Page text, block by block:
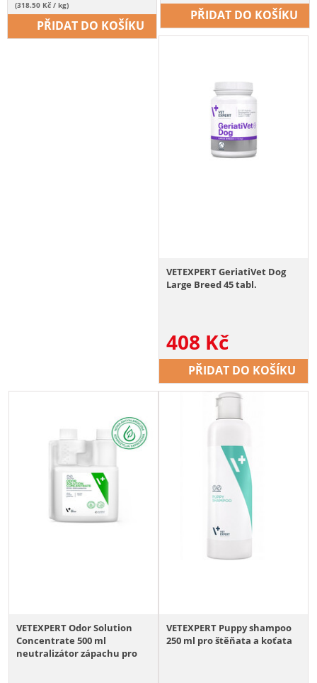
(318.50 Kč / kg)
PŘIDAT DO KOŠÍKU
PŘIDAT DO KOŠÍKU
VETEXPERT GeriatiVet Dog
Large Breed 45 tabl.
408 Kč
PŘIDAT DO KOŠÍKU
VETEXPERT Odor Solution
Concentrate 500 ml
neutralizátor zápachu pro
VETEXPERT Puppy shampoo
250 ml pro štěňata a koťata